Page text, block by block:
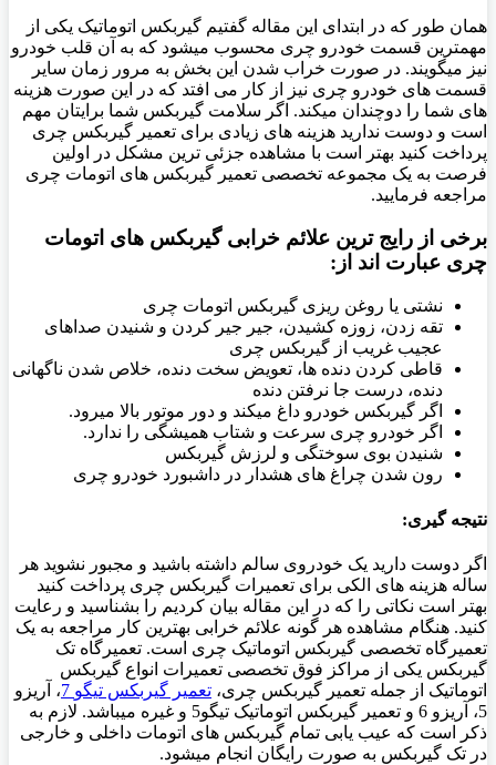
همان طور که در ابتدای این مقاله گفتیم گیربکس اتوماتیک یکی از
مهمترین قسمت خودرو چری محسوب میشود که به آن قلب خودرو
نیز میگویند. در صورت خراب شدن این بخش به مرور زمان سایر
قسمت های خودرو چری نیز از کار می افتد که در این صورت هزینه
های شما را دوچندان میکند. اگر سلامت گیربکس شما برایتان مهم
است و دوست ندارید هزینه های زیادی برای تعمیر گیربکس چری
پرداخت کنید بهتر است با مشاهده جزئی ترین مشکل در اولین
فرصت به یک مجموعه تخصصی تعمیر گیربکس های اتومات چری
مراجعه فرمایید.
برخی از رایج ترین علائم خرابی گیربکس های اتومات
چری عبارت اند از:
نشتی یا روغن ریزی گیربکس اتومات چری
تقه زدن، زوزه کشیدن، جیر جیر کردن و شنیدن صداهای
عجیب غریب از گیربکس چری
قاطی کردن دنده ها، تعویض سخت دنده، خلاص شدن ناگهانی
دنده، درست جا نرفتن دنده
اگر گیربکس خودرو داغ میکند و دور موتور بالا میرود.
اگر خودرو چری سرعت و شتاب همیشگی را ندارد.
شنیدن بوی سوختگی و لرزش گیربکس
رون شدن چراغ های هشدار در داشبورد خودرو چری
نتیجه گیری:
اگر دوست دارید یک خودروی سالم داشته باشید و مجبور نشوید هر
ساله هزینه های الکی برای تعمیرات گیربکس چری پرداخت کنید
بهتر است نکاتی را که در این مقاله بیان کردیم را بشناسید و رعایت
کنید. هنگام مشاهده هر گونه علائم خرابی بهترین کار مراجعه به یک
تعمیرگاه تخصصی گیربکس اتوماتیک چری است. تعمیرگاه تک
گیربکس یکی از مراکز فوق تخصصی تعمیرات انواع گیربکس
اتوماتیک از جمله تعمیر گیربکس چری، تعمیر گیربکس تیگو
، آریزو
5، آریزو 6 و تعمیر گیربکس اتوماتیک تیگو5 و غیره میباشد. لازم به
ذکر است که عیب یابی تمام گیربکس های اتومات داخلی و خارجی
در تک گیربکس به صورت رایگان انجام میشود.